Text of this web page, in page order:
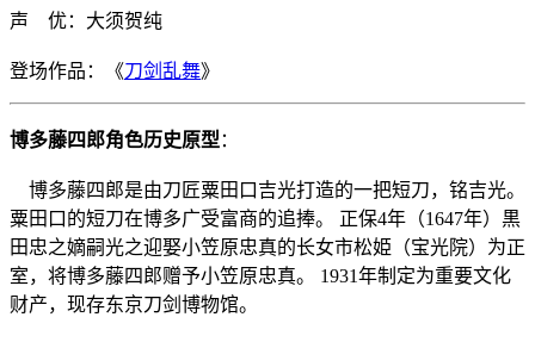
声 优：大须贺纯
登场作品：《刀剑乱舞》
博多藤四郎角色历史原型 ：
博多藤四郎是由刀匠粟田口吉光打造的一把短刀，铭吉光。
粟田口的短刀在博多广受富商的追捧。 正保4年（1647年）黒
田忠之嫡嗣光之迎娶小笠原忠真的长女市松姫（宝光院）为正
室，将博多藤四郎赠予小笠原忠真。 1931年制定为重要文化
财产，现存东京刀剑博物馆。